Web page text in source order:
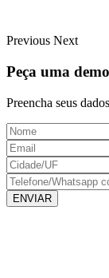
Previous Next
Peça uma
Preencha seus
ENVIAR